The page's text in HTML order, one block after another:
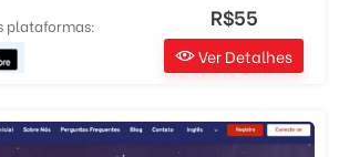
plataformas: R$55
Ver Detalhes